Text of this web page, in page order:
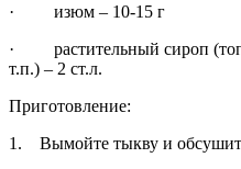
· изюм – 10-15 г
· растительный сироп
т.п.) – 2 ст.л.
Приготовление:
1. Вымойте тыкву и